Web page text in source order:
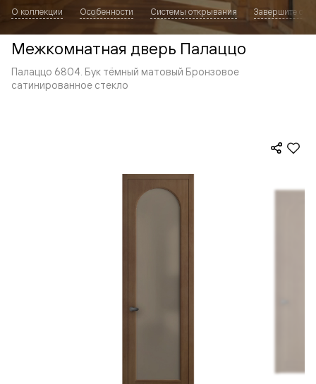
О коллекции Особенности Системы открывания Завершите
Межкомнатная дверь Палаццо
Палаццо 6804. Бук тёмный матовый Бронзовое
сатинированное стекло